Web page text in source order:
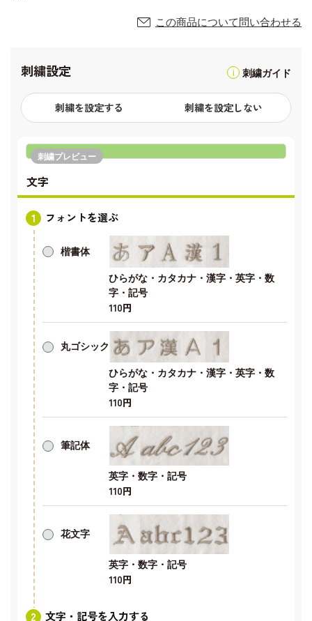
この商品について問い合わせる
刺繍設定 刺繍ガイド
刺繍を設定する 刺繍を設定しない
刺繍プレビュー
文字
フォントを選ぶ
楷書体
ひらがな・カタカナ・漢字・英字・数
字・記号
110円
丸ゴシック
ひらがな・カタカナ・漢字・英字・数
字・記号
110円
筆記体
英字・数字・記号
110円
花文字
英字・数字・記号
110円
文字・記号を入力する